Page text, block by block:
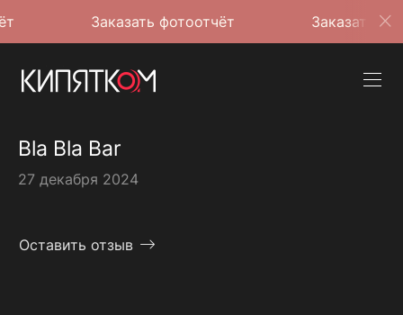
Заказать фотоотчёт Заказать
Bla Bla Bar
27 декабря 2024
Оставить отзыв